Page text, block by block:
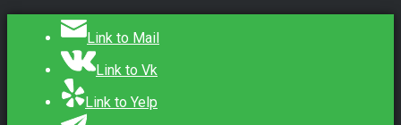
Link to Mail
Link to Vk
Link to Yelp